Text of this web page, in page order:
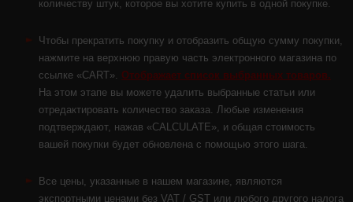
количеству штук, которое вы хотите купить в одной покупке.
Чтобы прекратить покупку и отобразить общую сумму покупки,
нажмите на верхнюю правую часть электронного магазина по
ссылке «CART». Отображает список выбранных товаров.
На этом этапе вы можете удалить выбранные статьи или
отредактировать количество заказа. Любые изменения
подтверждают, нажав «CALCULATE», и общая стоимость
вашей покупки будет обновлена с помощью этого шага.
Все цены, указанные в нашем магазине, являются
экспортными ценами без VAT / GST или любого другого налога